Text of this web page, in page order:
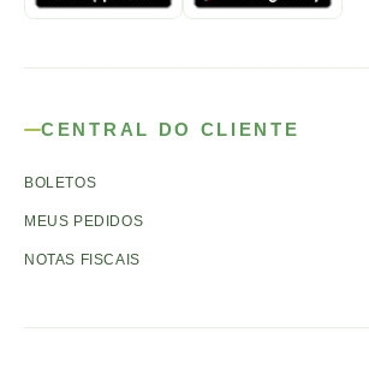
CENTRAL DO CLIENTE
BOLETOS
MEUS PEDIDOS
NOTAS FISCAIS